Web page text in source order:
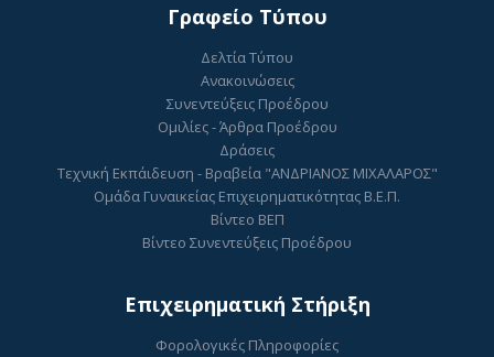
Γραφείο Τύπου
Δελτία Τύπου
Ανακοινώσεις
Συνεντεύξεις Προέδρου
Ομιλίες - Άρθρα Προέδρου
Δράσεις
Τεχνική Εκπάιδευση - Βραβεία "ΑΝΔΡΙΑΝΟΣ ΜΙΧΑΛΑΡΟΣ"
Ομάδα Γυναικείας Επιχειρηματικότητας Β.Ε.Π.
Βίντεο ΒΕΠ
Βίντεο Συνεντεύξεις Προέδρου
Επιχειρηματική Στήριξη
Φορολογικές Πληροφορίες